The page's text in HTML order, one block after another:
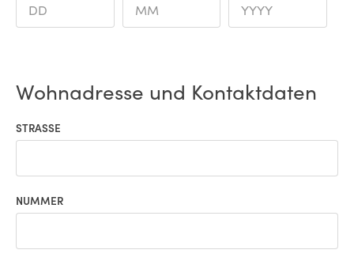
Wohnadresse und Kontaktdaten
STRASSE
NUMMER